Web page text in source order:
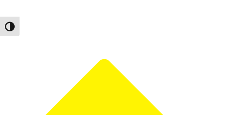
Umschalten auf hohe Kontraste